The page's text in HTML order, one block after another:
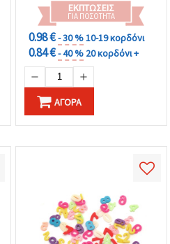
ΕΚΠΤΏΣΕΙΣ
ΓΙΑ ΠΟΣΌΤΗΤΑ
0.98 €- 30 %10-19 κορδόνι
0.84 €- 40 % 20 κορδόνι +
ΑΓΟΡΆ